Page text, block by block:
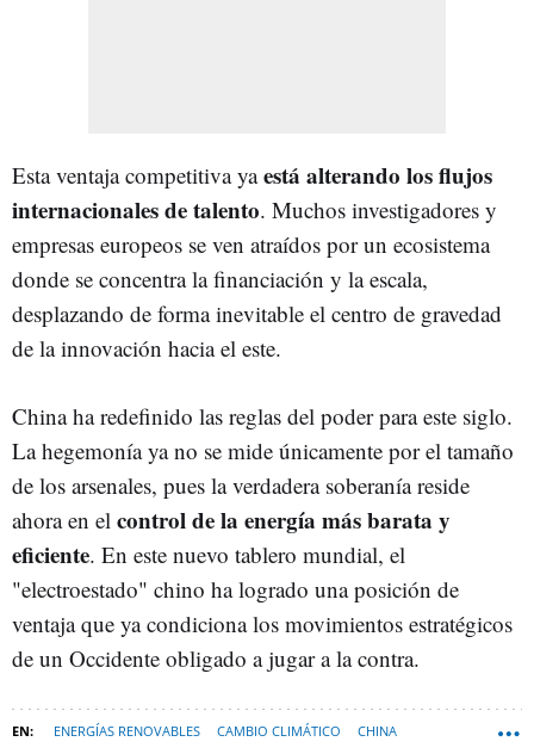
Esta ventaja competitiva yaestá alterando los flujos
internacionales de talento. Muchos investigadores y
empresas europeos se ven atraídos por un ecosistema
donde se concentra la financiación y la escala,
desplazando de forma inevitable el centro de gravedad
de la innovación hacia el este.
China ha redefinido las reglas del poder para este siglo.
La hegemonía ya no se mide únicamente por el tamaño
de los arsenales, pues la verdadera soberanía reside
ahora en el control de la energía más barata y
eficiente. En este nuevo tablero mundial, el
"electroestado" chino ha logrado una posición de
ventaja que ya condiciona los movimientos estratégicos
de un Occidente obligado a jugar a la contra.
ENERGÍAS RENOVABLES CAMBIO CLIMÁTICO CHINA